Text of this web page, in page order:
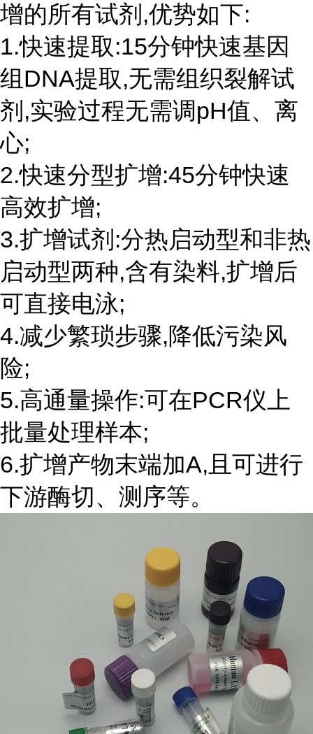
增的所有试剂,优势如下:
1.快速提取:15分钟快速基因
组DNA提取,无需组织裂解试
剂,实验过程无需调pH值、离
心;
2.快速分型扩增:45分钟快速
高效扩增;
3.扩增试剂:分热启动型和非热
启动型两种,含有染料,扩增后
可直接电泳;
4.减少繁琐步骤,降低污染风
险;
5.高通量操作:可在PCR仪上
批量处理样本;
6.扩增产物末端加A,且可进行
下游酶切、测序等。